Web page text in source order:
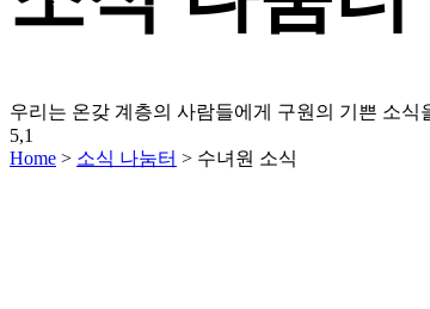
우리는 온갖 계층의 사람들에게 구원의 기쁜 소
5,1
Home > 소식 나눔터 > 수녀원 소식